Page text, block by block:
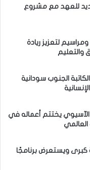
للعهد مع مشروع
لتعزيز ريادة
والتعليم
الجنوب سودانية
الآسيوي يختتم أعماله في
العالمي
كبرى ويستعرض برنامجًا